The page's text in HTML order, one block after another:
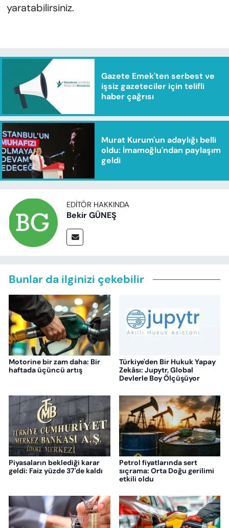
yaratabilirsiniz.
Gazete Emek'ten serbest ve
işsiz gazeteciler için telifli
haber çağrısı
Murat Kurum'un adaylığı belli
oldu: İmamoğlu'ndan paylaşım
geldi
EDITÖR HAKKINDA
Bekir GÜNEŞ
Bunlar da ilginizi çekebilir
Motorine bir zam daha: Bir
haftada üçüncü artış
Türkiye'den Bir Hukuk Yapay
Zekâsı: Jupytr, Global
Devlerle Boy Ölçüşüyor
Piyasaların beklediği karar
geldi: Faiz yüzde 37'de kaldı
Petrol fiyatlarında sert
sıçrama: Orta Doğu gerilimi
etkili oldu